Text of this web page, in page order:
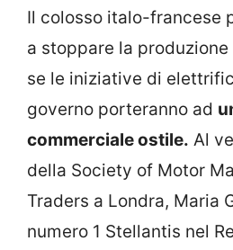
Il colosso italo-francese
a stoppare la
se le iniziative di
governo porteranno ad
commerciale ostile. Al
della Society of Motor
Traders a Londra, Maria
numero 1 Stellantis nel